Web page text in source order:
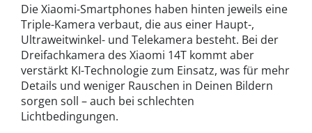
Die Xiaomi-Smartphones haben hinten jeweils eine
Triple-Kamera verbaut, die aus einer Haupt-,
Ultraweitwinkel- und Telekamera besteht. Bei der
Dreifachkamera des Xiaomi 14T kommt aber
verstärkt KI-Technologie zum Einsatz, was für mehr
Details und weniger Rauschen in Deinen Bildern
sorgen soll – auch bei schlechten
Lichtbedingungen.